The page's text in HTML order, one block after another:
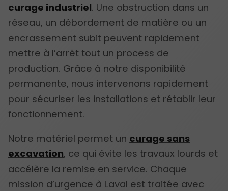
curage industriel. Une obstruction dans un
réseau, un débordement de matière ou un
encrassement subit peuvent rapidement
mettre à l’arrêt tout un process de
production. Grâce à notre disponibilité
permanente, nous intervenons rapidement
pour sécuriser les installations et rétablir leur
fonctionnement.
Notre matériel permet un curage sans
excavation, ce qui évite les travaux lourds et
accélère la remise en service. Chaque
mission d’urgence à Laval est traitée avec